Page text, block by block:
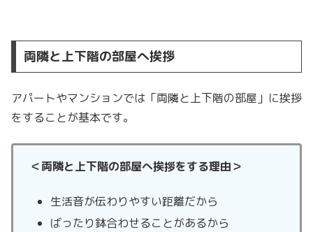
両隣と上下階の部屋へ挨拶
アパートやマンションでは「両隣と上下階の部屋」に挨拶
をすることが基本です。
＜両隣と上下階の部屋へ挨拶をする理由＞
生活音が伝わりやすい距離だから
ばったり鉢合わせることがあるから